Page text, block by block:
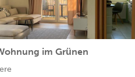
im Grünen